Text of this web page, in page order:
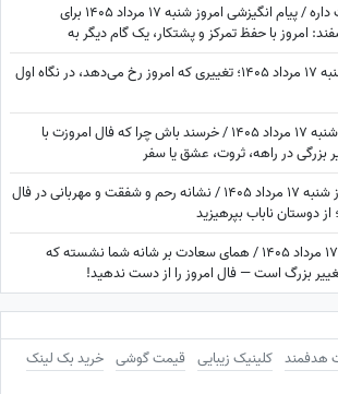
کائنات پیام ویژه‌ای برات داره / پیام انگیزشی امروز شنبه 17 مرداد 1405 برای
امروز با حفظ تمرکز و پشتکار، یک گام دیگر به
+ ویدئو
گردونه شانس امروز شنبه 17 مرداد 1405؛ تغییری که امروز رخ می‌دهد، در نگاه اول
فال شمع روزانه امروز شنبه 17 مرداد 1405 / خرسند باش چرا که فال امروزت با
بزرگی در راهه، ثروت، عشق یا سفر
فال قهوه با نشان امروز شنبه 17 مرداد 1405 / نشانه رحم و شفقت و مهربانی در فال
دوستان ناباب بپرهیزید
فال روزانه امروز شنبه 17 مرداد 1405 / همای سعادت بر شانه شما نشسته که
بزرگ است — فال امروز را از دست ندهید!
هدفمند کلینیک زیبایی قیمت گوشی خرید بک لینک